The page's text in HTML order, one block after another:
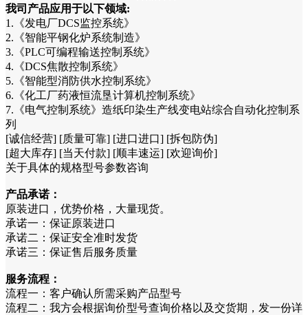
我司产品应用于以下领域:
1.《发电厂DCS监控系统》
2.《智能平钢化炉系统制造》
3.《PLC可编程输送控制系统》
4.《DCS焦散控制系统》
5.《智能型消防供水控制系统》
6.《化工厂药液恒流垦计算机控制系统》
7.《电气控制系统》造纸印染生产线变电站综合自动化控制系
列
[诚信经营] [质量可靠] [进口进口] [拆包防伪]
[超大库存] [当天付款] [顺丰速运] [欢迎询价]
关于具体的规格型号参数咨询
产品承诺：
原装进口，优势价格，大量现货。
承诺一：保证原装进口
承诺二：保证安全准时发货
承诺三：保证售后服务质量
服务流程：
流程一：客户确认所需采购产品型号
流程二：我方会根据询价型号查询价格以及交货期，发一份详